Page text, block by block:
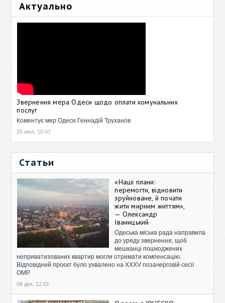
Актуально
Звернення мера Одеси щодо оплати комунальних
послуг
Коментує мер Одеси Геннадій Труханов
25 июл, 10:47
Статьи
«Наші плани:
перемогти, відновити
зруйноване, й почати
жити мирним життям»,
— Олександр
Іваницький
Одеська міська рада направила
до уряду звернення, щоб
мешканці пошкоджених
неприватизованих квартир могли отримати компенсацію.
Відповідний проєкт було ухвалено на XXXV позачерговій сесії
ОМР.
06 дек, 12:51